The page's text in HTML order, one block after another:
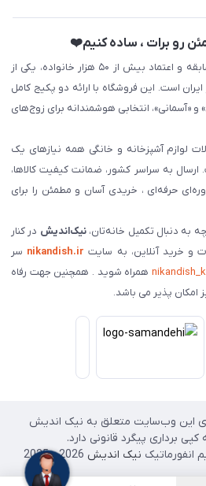
رو برات ، ساده کنیم❤️
با سال‌ها سابقه و اعتماد بیش از ۵۰ هزار خانواده، یکی از
است. این فروشگاه با ارائه دو پکیج کامل
«آسمانی»، انتخابی هوشمندانه برای زوج‌های
لوازم آشپزخانه و خانگی همه نیازهای یک
به سراسر کشور، ضمانت کیفیت کالاها،
حرفه‌ای ، خریدی آسان و مطمئن را برای
به دنبال تکمیل خانه‌تان،نیک‌اندیش در کنار
خرید آنلاین، به سایت nikandish.ir سر
همراه شوید . همچنین جهت رفاه
امکان پذیر می باشد.
این وب‌سایت متعلق به نیک اندیش
برداری پیگرد قانونی دارد.
انفورماتیک نیک اندیش 2026 - 2025